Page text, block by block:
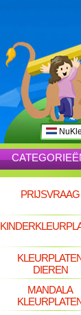
PRIJSVRAAG
DIEREN
MANDALA